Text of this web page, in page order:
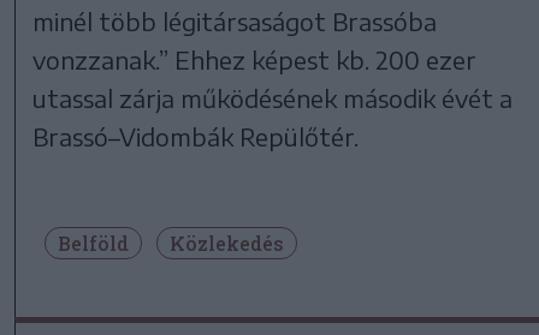
minél több légitársaságot Brassóba
vonzzanak.” Ehhez képest kb. 200 ezer
utassal zárja működésének második évét a
Brassó–Vidombák Repülőtér.
Belföld Közlekedés